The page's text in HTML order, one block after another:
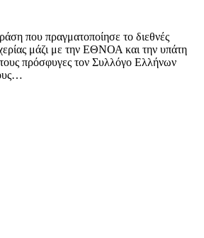
που πραγματοποίησε το διεθνές
μάζι με την ΕΘΝΟΑ και την υπάτη
πρόσφυγες τον Συλλόγο Ελλήνων